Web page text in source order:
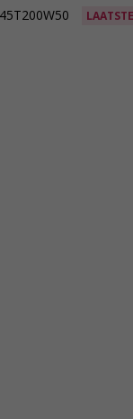
45T200W50 LAATSTE